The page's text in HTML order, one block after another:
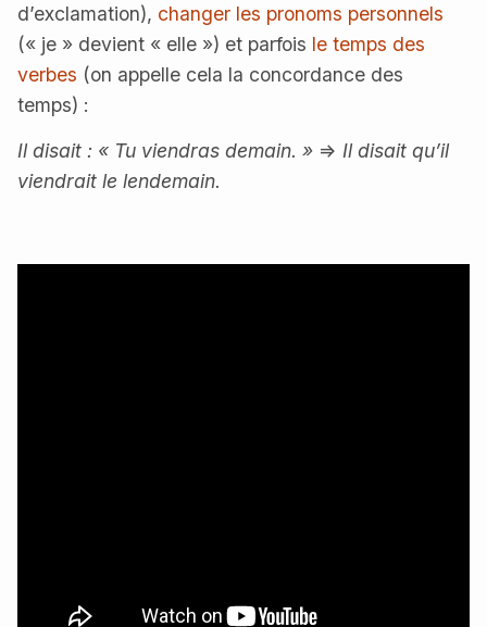
d’exclamation), changer les pronoms personnels
(« je » devient « elle ») et parfois le temps des
verbes (on appelle cela la concordance des
temps) :
Il disait : « Tu viendras demain. » => Il disait qu’il
viendrait le lendemain.